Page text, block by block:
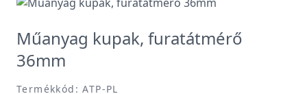
Műanyag kupak, furatátmérő
36mm
Termékkód: ATP-PL